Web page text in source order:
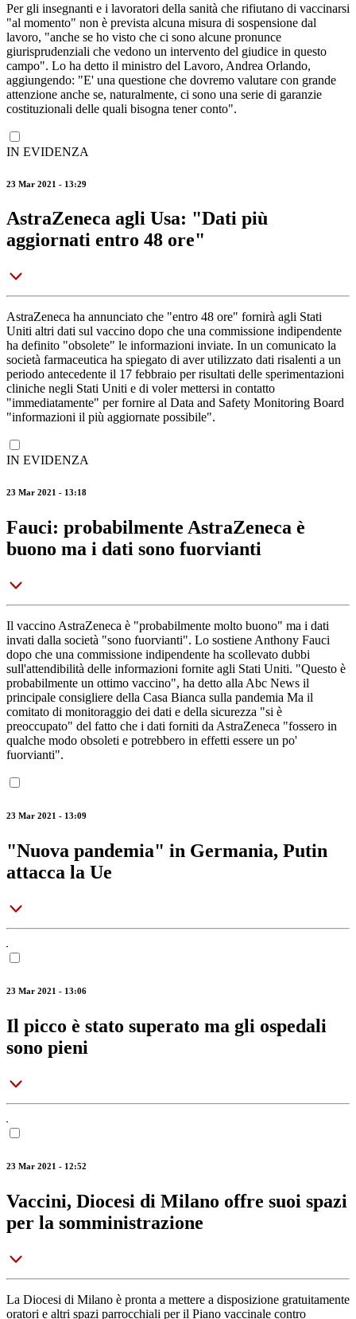
Per gli insegnanti e i lavoratori della sanità che rifiutano di vaccinarsi
"al momento" non è prevista alcuna misura di sospensione dal
lavoro, "anche se ho visto che ci sono alcune pronunce
giurisprudenziali che vedono un intervento del giudice in questo
campo". Lo ha detto il ministro del Lavoro, Andrea Orlando,
aggiungendo: "E' una questione che dovremo valutare con grande
attenzione anche se, naturalmente, ci sono una serie di garanzie
costituzionali delle quali bisogna tener conto".
IN EVIDENZA
23 Mar 2021 - 13:29
AstraZeneca agli Usa: "Dati più
aggiornati entro 48 ore"
AstraZeneca ha annunciato che "entro 48 ore" fornirà agli Stati
Uniti altri dati sul vaccino dopo che una commissione indipendente
ha definito "obsolete" le informazioni inviate. In un comunicato la
società farmaceutica ha spiegato di aver utilizzato dati risalenti a un
periodo antecedente il 17 febbraio per risultati delle sperimentazioni
cliniche negli Stati Uniti e di voler mettersi in contatto
"immediatamente" per fornire al Data and Safety Monitoring Board
"informazioni il più aggiornate possibile".
IN EVIDENZA
23 Mar 2021 - 13:18
Fauci: probabilmente AstraZeneca è
buono ma i dati sono fuorvianti
Il vaccino AstraZeneca è "probabilmente molto buono" ma i dati
invati dalla società "sono fuorvianti". Lo sostiene Anthony Fauci
dopo che una commissione indipendente ha scollevato dubbi
sull'attendibilità delle informazioni fornite agli Stati Uniti. "Questo è
probabilmente un ottimo vaccino", ha detto alla Abc News il
principale consigliere della Casa Bianca sulla pandemia Ma il
comitato di monitoraggio dei dati e della sicurezza "si è
preoccupato" del fatto che i dati forniti da AstraZeneca "fossero in
qualche modo obsoleti e potrebbero in effetti essere un po'
fuorvianti".
23 Mar 2021 - 13:09
"Nuova pandemia" in Germania, Putin
attacca la Ue
23 Mar 2021 - 13:06
Il picco è stato superato ma gli ospedali
sono pieni
23 Mar 2021 - 12:52
Vaccini, Diocesi di Milano offre suoi spazi
per la somministrazione
La Diocesi di Milano è pronta a mettere a disposizione gratuitamente
oratori e altri spazi parrocchiali per il Piano vaccinale contro